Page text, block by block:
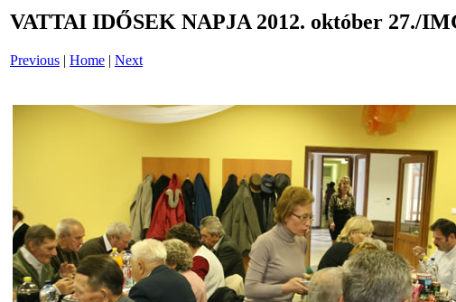
VATTAI IDŐSEK NAPJA 2012. október 27./
Previous | Home | Next